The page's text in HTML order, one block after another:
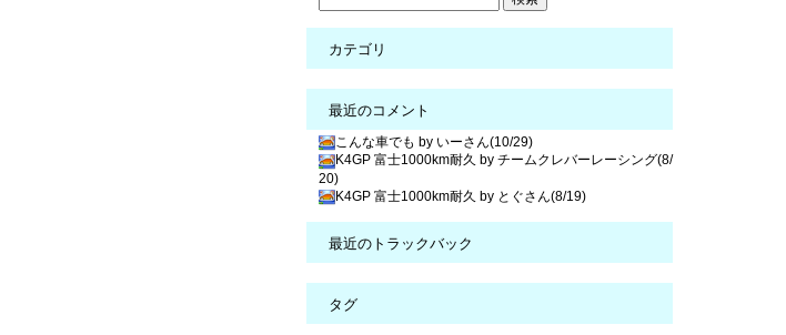
カテゴリ
最近のコメント
こんな車でも by いーさん(10/29)
K4GP 富士1000km耐久 by チームクレバーレーシング(8/
20)
K4GP 富士1000km耐久 by とぐさん(8/19)
最近のトラックバック
タグ